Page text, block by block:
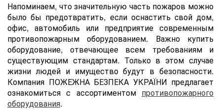
Напоминаем, что значительную часть пожаров можно
было бы предотвратить, если оснастить cвой дом,
офис, автомобиль или предприятие современным
противопожарным оборудованием. Важно купить
оборудование, отвечающее всем требованиям и
существующим стандартам. Только в этом случае
жизни людей и имущество будут в безопасности.
Компания ПОЖЕЖНА БЕЗПЕКА УКРАЇНИ предлагает
ознакомиться с ассортиментом противопожарного
оборудования.